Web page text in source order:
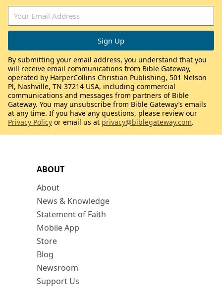
ABOUT
About
News & Knowledge
Statement of Faith
Mobile App
Store
Blog
Newsroom
Support Us
By submitting your email address, you understand that you
will receive email communications from Bible Gateway,
operated by HarperCollins Christian Publishing, 501 Nelson
Pl, Nashville, TN 37214 USA, including commercial
communications and messages from partners of Bible
Gateway. You may unsubscribe from Bible Gateway’s emails
at any time. If you have any questions, please review our
Privacy Policy or email us at privacy@biblegateway.com.